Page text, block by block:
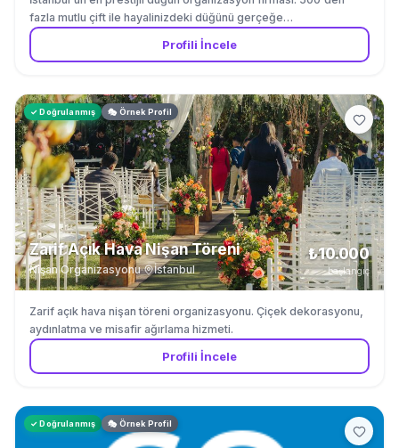
fazla mutlu çift ile hayalinizdeki düğünü gerçeğe
dönüştürüyoruz. Mekan seçiminden çiçek dekorasyonuna kadar
tüm detaylar bizden.
Profili İncele
✓ Doğrulanmış 🎭 Örnek Profil
Zarif Açık Hava Nişan Töreni
Nişan Organizasyonu· İstanbul
₺10.000
başlangıç
Zarif açık hava nişan töreni organizasyonu. Çiçek dekorasyonu,
aydınlatma ve misafir ağırlama hizmeti.
Profili İncele
✓ Doğrulanmış 🎭 Örnek Profil